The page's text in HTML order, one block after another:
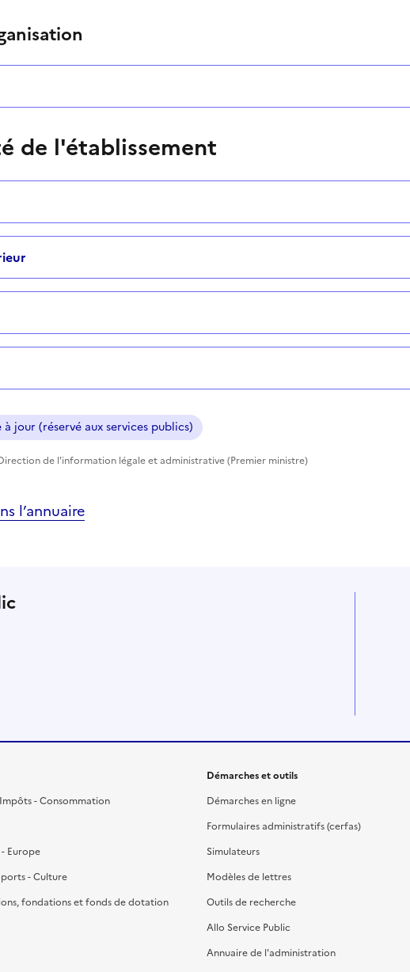
de l'établissement
jour (réservé aux services publics)
de l'information légale et administrative (Premier ministre)
l’annuaire
- Consommation
Europe
- Culture
fondations et fonds de dotation
Démarches et outils
Démarches en ligne
Formulaires administratifs (cerfas)
Simulateurs
Modèles de lettres
Outils de recherche
Allo Service Public
Annuaire de l'administration